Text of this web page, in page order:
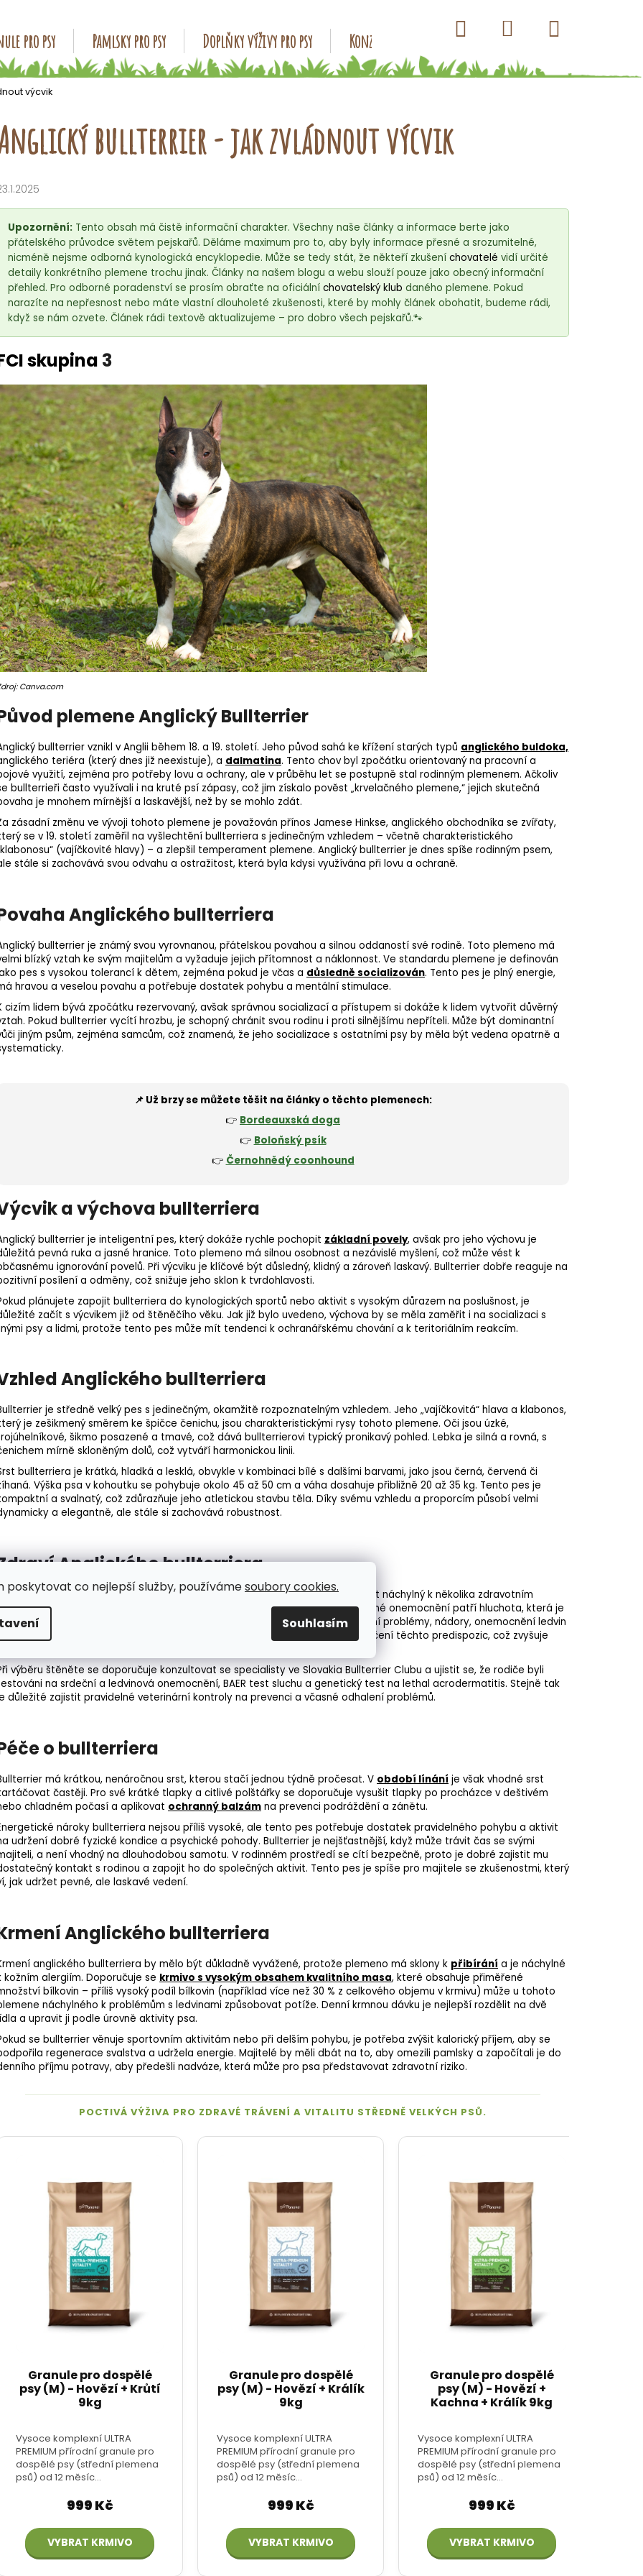
poskytovat co nejlepší služby, používámesoubory cookies.
Souhlasím
pro psy Pamlsky pro psy Doplňky výživy pro psy Konzervy pro psy Kapsičky pro psy
Hledat Přihlášení
košík
výcvik
18kg (2x9kg)
bullterrier - jak zvládnout výcvik
Upozornění: Tento obsah má čistě informační charakter. Všechny naše články a informace berte jako
přátelského průvodce světem pejskařů. Děláme maximum pro to, aby byly informace přesné a srozumitelné,
nicméně nejsme odborná kynologická encyklopedie. Může se tedy stát, že někteří zkušení chovatelé vidí určité
detaily konkrétního plemene trochu jinak. Články na našem blogu a webu slouží pouze jako obecný informační
přehled. Pro odborné poradenství se prosím obraťte na oficiální chovatelský klub daného plemene. Pokud
narazíte na nepřesnost nebo máte vlastní dlouholeté zkušenosti, které by mohly článek obohatit, budeme rádi,
když se nám ozvete. Článek rádi textově aktualizujeme – pro dobro všech pejskařů.🐾
skupina 3
Canva.com
plemene Anglický Bullterrier
bullterrier vznikl v Anglii během 18. a 19. století. Jeho původ sahá ke křížení starých typů anglického buldoka,
teriéra (který dnes již neexistuje), a dalmatina. Tento chov byl zpočátku orientovaný na pracovní a
využití, zejména pro potřeby lovu a ochrany, ale v průběhu let se postupně stal rodinným plemenem. Ačkoliv
bullterrieři často využívali i na kruté psí zápasy, což jim získalo pověst „krvelačného plemene,“ jejich skutečná
je mnohem mírnější a laskavější, než by se mohlo zdát.
zásadní změnu ve vývoji tohoto plemene je považován přínos Jamese Hinkse, anglického obchodníka se zvířaty,
se v 19. století zaměřil na vyšlechtění bullterriera s jedinečným vzhledem – včetně charakteristického
(vajíčkovité hlavy) – a zlepšil temperament plemene. Anglický bullterrier je dnes spíše rodinným psem,
stále si zachovává svou odvahu a ostražitost, která byla kdysi využívána při lovu a ochraně.
Anglického bullterriera
bullterrier je známý svou vyrovnanou, přátelskou povahou a silnou oddaností své rodině. Toto plemeno má
blízký vztah ke svým majitelům a vyžaduje jejich přítomnost a náklonnost. Ve standardu plemene je definován
pes s vysokou tolerancí k dětem, zejména pokud je včas a důsledně socializován. Tento pes je plný energie,
hravou a veselou povahu a potřebuje dostatek pohybu a mentální stimulace.
cizím lidem bývá zpočátku rezervovaný, avšak správnou socializací a přístupem si dokáže k lidem vytvořit důvěrný
Pokud bullterrier vycítí hrozbu, je schopný chránit svou rodinu i proti silnějšímu nepříteli. Může být dominantní
jiným psům, zejména samcům, což znamená, že jeho socializace s ostatními psy by měla být vedena opatrně a
📌 Už brzy se můžete těšit na články o těchto plemenech:
👉 Bordeauxská doga
👉 Boloňský psík
👉 Černohnědý coonhound
a výchova bullterriera
bullterrier je inteligentní pes, který dokáže rychle pochopit základní povely, avšak pro jeho výchovu je
pevná ruka a jasné hranice. Toto plemeno má silnou osobnost a nezávislé myšlení, což může vést k
ignorování povelů. Při výcviku je klíčové být důsledný, klidný a zároveň laskavý. Bullterrier dobře reaguje na
posílení a odměny, což snižuje jeho sklon k tvrdohlavosti.
plánujete zapojit bullterriera do kynologických sportů nebo aktivit s vysokým důrazem na poslušnost, je
začít s výcvikem již od štěněčího věku. Jak již bylo uvedeno, výchova by se měla zaměřit i na socializaci s
psy a lidmi, protože tento pes může mít tendenci k ochranářskému chování a k teritoriálním reakcím.
Anglického bullterriera
je středně velký pes s jedinečným, okamžitě rozpoznatelným vzhledem. Jeho „vajíčkovitá“ hlava a klabonos,
je zešikmený směrem ke špičce čenichu, jsou charakteristickými rysy tohoto plemene. Oči jsou úzké,
šikmo posazené a tmavé, což dává bullterrierovi typický pronikavý pohled. Lebka je silná a rovná, s
mírně skloněným dolů, což vytváří harmonickou linii.
bullterriera je krátká, hladká a lesklá, obvykle v kombinaci bílé s dalšími barvami, jako jsou černá, červená či
Výška psa v kohoutku se pohybuje okolo 45 až 50 cm a váha dosahuje přibližně 20 až 35 kg. Tento pes je
a svalnatý, což zdůrazňuje jeho atletickou stavbu těla. Díky svému vzhledu a proporcím působí velmi
a elegantně, ale stále si zachovává robustnost.
Anglického bullterriera
je anglický bullterrier považován za relativně zdravé plemeno, může být náchylný k několika zdravotním
které jsou typické pro jeho genetickou linii. Mezi nejčastější dědičné onemocnění patří hluchota, která je
u bílých jedinců. Dále se u bullterriera mohou objevit kardiovaskulární problémy, nádory, onemocnění ledvin
pohybového aparátu. Kvalitní chovatelé provádějí genetické testy na vyloučení těchto predispozic, což zvyšuje
výběru štěněte se doporučuje konzultovat se specialisty ve Slovakia Bullterrier Clubu a ujistit se, že rodiče byli
na srdeční a ledvinová onemocnění, BAER test sluchu a genetický test na lethal acrodermatitis. Stejně tak
důležité zajistit pravidelné veterinární kontroly na prevenci a včasné odhalení problémů.
o bullterriera
má krátkou, nenáročnou srst, kterou stačí jednou týdně pročesat. V období línání je však vhodné srst
častěji. Pro své krátké tlapky a citlivé polštářky se doporučuje vysušit tlapky po procházce v deštivém
chladném počasí a aplikovat ochranný balzám na prevenci podráždění a zánětu.
nároky bullterriera nejsou příliš vysoké, ale tento pes potřebuje dostatek pravidelného pohybu a aktivit
udržení dobré fyzické kondice a psychické pohody. Bullterrier je nejšťastnější, když může trávit čas se svými
a není vhodný na dlouhodobou samotu. V rodinném prostředí se cítí bezpečně, proto je dobré zajistit mu
kontakt s rodinou a zapojit ho do společných aktivit. Tento pes je spíše pro majitele se zkušenostmi, který
jak udržet pevné, ale laskavé vedení.
Anglického bullterriera
anglického bullterriera by mělo být důkladně vyvážené, protože plemeno má sklony k přibírání a je náchylné
kožním alergiím. Doporučuje se krmivo s vysokým obsahem kvalitního masa, které obsahuje přiměřené
bílkovin – příliš vysoký podíl bílkovin (například více než 30 % z celkového objemu v krmivu) může u tohoto
náchylného k problémům s ledvinami způsobovat potíže. Denní krmnou dávku je nejlepší rozdělit na dvě
a upravit ji podle úrovně aktivity psa.
se bullterrier věnuje sportovním aktivitám nebo při delším pohybu, je potřeba zvýšit kalorický příjem, aby se
regenerace svalstva a udržela energie. Majitelé by měli dbát na to, aby omezili pamlsky a započítali je do
příjmu potravy, aby předešli nadváze, která může pro psa představovat zdravotní riziko.
Co potřebujete najít?
HLEDAT